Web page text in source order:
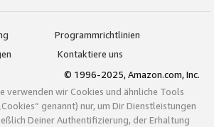
Programmrichtlinien
Kontaktiere uns
© 1996-2025, Amazon.com, Inc.
verwenden wir Cookies und ähnliche Tools
genannt) nur, um Dir Dienstleistungen
Deiner Authentifizierung, der Erhaltung